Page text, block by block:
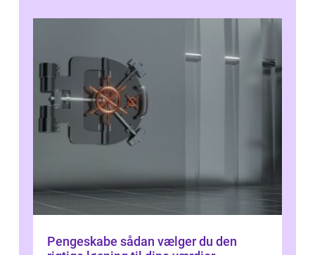
Pengeskabe sådan vælger du den